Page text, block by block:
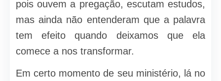
pois ouvem a pregação, escutam estudos,
mas ainda não entenderam que a palavra
tem efeito quando deixamos que ela
comece a nos transformar.
Em certo momento de seu ministério, lá no